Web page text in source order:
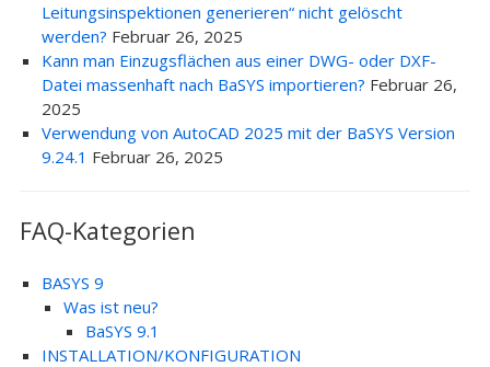
Leitungsinspektionen generieren“ nicht gelöscht
werden? Februar 26, 2025
Kann man Einzugsflächen aus einer DWG- oder DXF-
Datei massenhaft nach BaSYS importieren? Februar 26,
2025
Verwendung von AutoCAD 2025 mit der BaSYS Version
9.24.1 Februar 26, 2025
FAQ-Kategorien
BASYS 9
Was ist neu?
BaSYS 9.1
INSTALLATION/KONFIGURATION